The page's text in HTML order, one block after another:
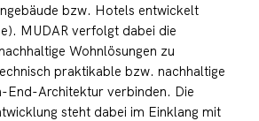
bzw. Hotels entwickelt
MUDAR verfolgt dabei die
Wohnlösungen zu
praktikable bzw. nachhaltige
End-Architektur verbinden. Die
steht dabei im Einklang mit